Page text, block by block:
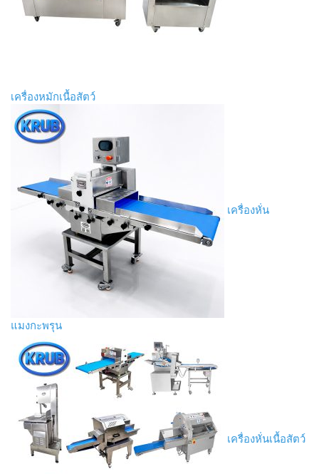
เครื่องหมักเนื้อสัตว์
เครื่องหั่น
แมงกะพรุน
เครื่องหั่นเนื้อสัตว์